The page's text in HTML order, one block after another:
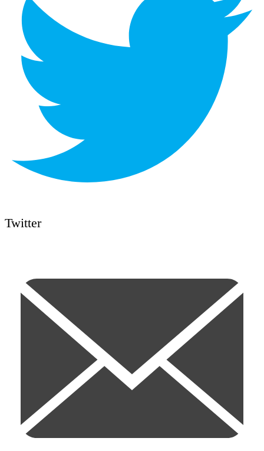
Twitter